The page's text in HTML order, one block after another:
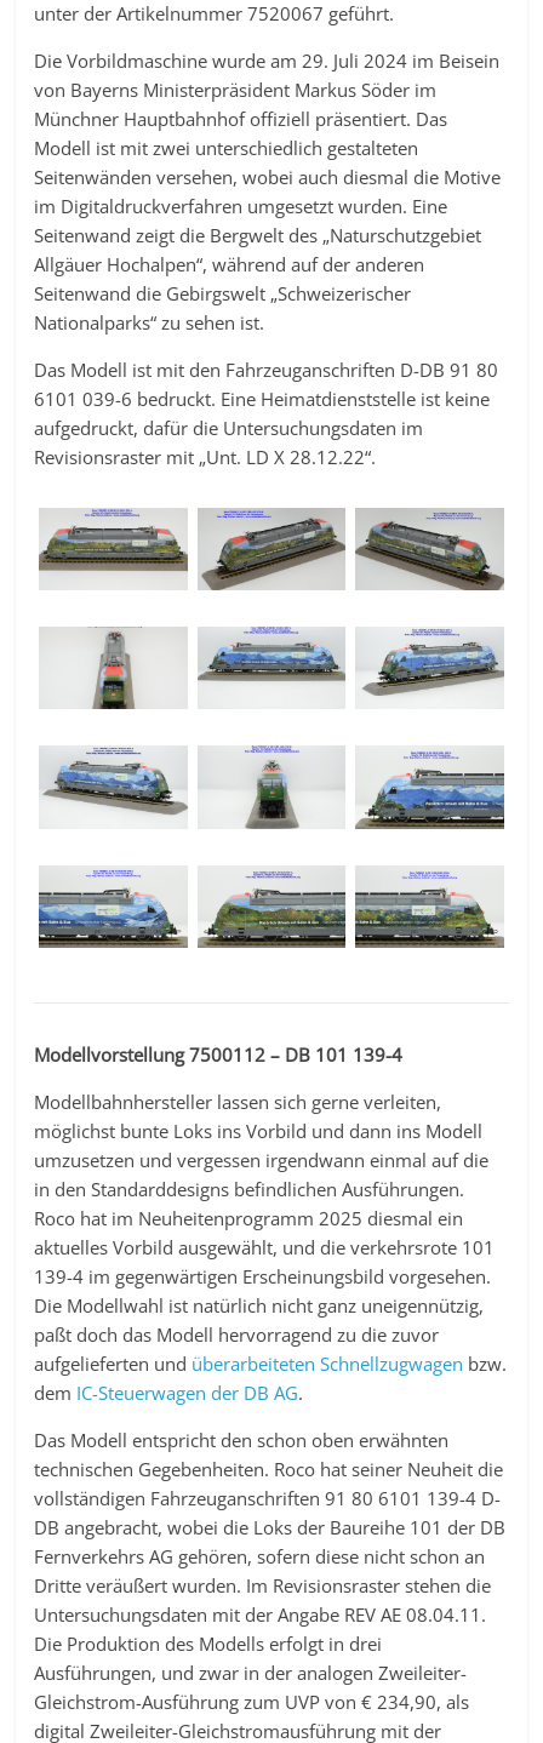
unter der Artikelnummer 7520067 geführt.
Die Vorbildmaschine wurde am 29. Juli 2024 im Beisein
von Bayerns Ministerpräsident Markus Söder im
Münchner Hauptbahnhof offiziell präsentiert. Das
Modell ist mit zwei unterschiedlich gestalteten
Seitenwänden versehen, wobei auch diesmal die Motive
im Digitaldruckverfahren umgesetzt wurden. Eine
Seitenwand zeigt die Bergwelt des „Naturschutzgebiet
Allgäuer Hochalpen“, während auf der anderen
Seitenwand die Gebirgswelt „Schweizerischer
Nationalparks“ zu sehen ist.
Das Modell ist mit den Fahrzeuganschriften D-DB 91 80
6101 039-6 bedruckt. Eine Heimatdienststelle ist keine
aufgedruckt, dafür die Untersuchungsdaten im
Revisionsraster mit „Unt. LD X 28.12.22“.
Modellvorstellung 7500112 – DB 101 139-4
Modellbahnhersteller lassen sich gerne verleiten,
möglichst bunte Loks ins Vorbild und dann ins Modell
umzusetzen und vergessen irgendwann einmal auf die
in den Standarddesigns befindlichen Ausführungen.
Roco hat im Neuheitenprogramm 2025 diesmal ein
aktuelles Vorbild ausgewählt, und die verkehrsrote 101
139-4 im gegenwärtigen Erscheinungsbild vorgesehen.
Die Modellwahl ist natürlich nicht ganz uneigennützig,
paßt doch das Modell hervorragend zu die zuvor
aufgelieferten und überarbeiteten Schnellzugwagen bzw.
dem IC-Steuerwagen der DB AG.
Das Modell entspricht den schon oben erwähnten
technischen Gegebenheiten. Roco hat seiner Neuheit die
vollständigen Fahrzeuganschriften 91 80 6101 139-4 D-
DB angebracht, wobei die Loks der Baureihe 101 der DB
Fernverkehrs AG gehören, sofern diese nicht schon an
Dritte veräußert wurden. Im Revisionsraster stehen die
Untersuchungsdaten mit der Angabe REV AE 08.04.11.
Die Produktion des Modells erfolgt in drei
Ausführungen, und zwar in der analogen Zweileiter-
Gleichstrom-Ausführung zum UVP von € 234,90, als
digital Zweileiter-Gleichstromausführung mit der